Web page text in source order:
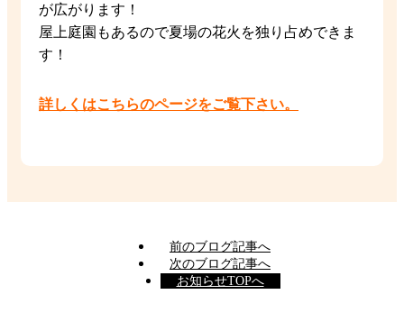
が広がります！
屋上庭園もあるので夏場の花火を独り占めできま
す！
詳しくはこちらのページをご覧下さい。
前のブログ記事へ
お知らせTOPへ
次のブログ記事へ